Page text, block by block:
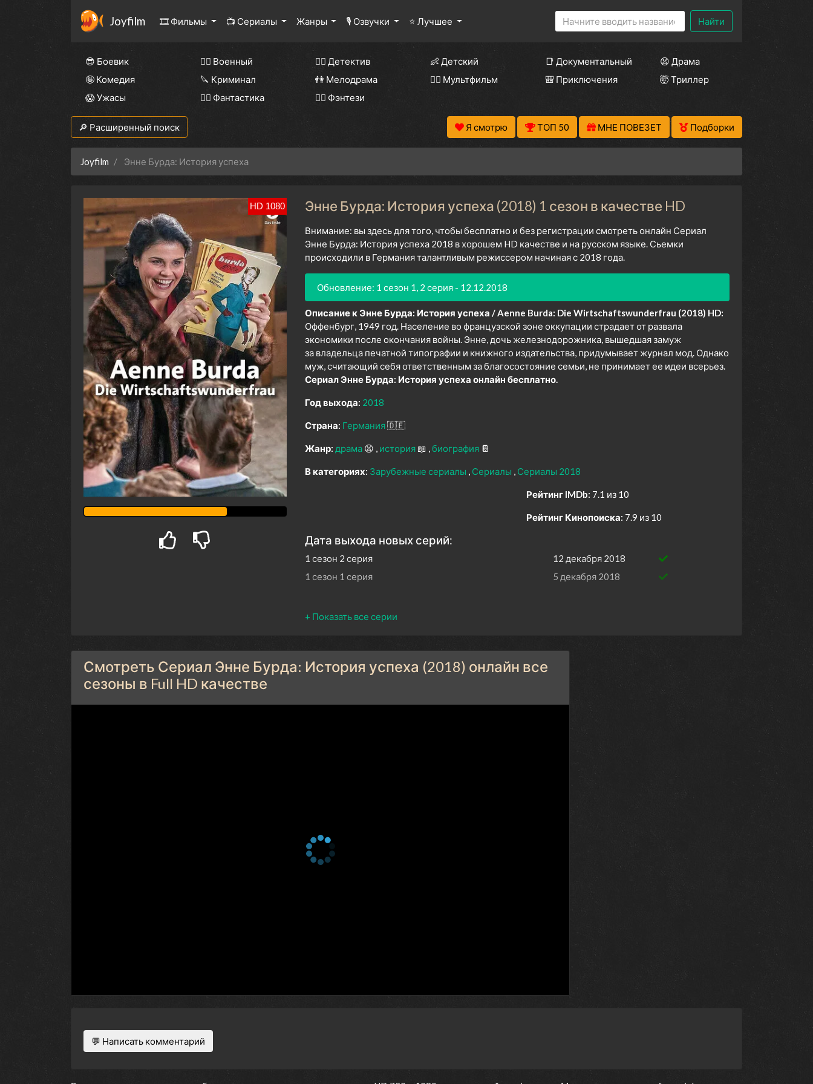
Joyfilm 🎞 Фильмы 📺 Сериалы Жанры 🎙 Озвучки ⭐ Лучшее Найти
😎 Боевик 👨‍✈️ Военный 🕵️‍♂️ Детектив 👶 Детский 📑 Документальный
😫 Драма
🤪 Комедия
🔪 Криминал 👫 Мелодрама 🧚‍♀️ Мультфильм 🎒 Приключения
🤯 Триллер
😱 Ужасы
🧙‍♀️ Фантастика 🧝‍♂️ Фэнтези
🔎 Расширенный поиск Я смотрю ТОП 50 МНЕ ПОВЕЗЕТ Подборки
Joyfilm Энне Бурда: История успеха
HD 1080 Энне Бурда: История успеха (2018) 1 сезон в качестве HD
Внимание: вы здесь для того, чтобы бесплатно и без регистрации смотреть онлайн Сериал
Энне Бурда: История успеха 2018 в хорошем HD качестве и на русском языке. Сьемки
происходили в Германия талантливым режиссером начиная с 2018 года.
Обновление: 1 сезон 1, 2 серия - 12.12.2018
Описание к Энне Бурда: История успеха / Aenne Burda: Die Wirtschaftswunderfrau (2018) HD:
Оффенбург, 1949 год. Население во французской зоне оккупации страдает от развала
экономики после окончания войны. Энне, дочь железнодорожника, вышедшая замуж
за владельца печатной типографии и книжного издательства, придумывает журнал мод. Однако
муж, считающий себя ответственным за благосостояние семьи, не принимает ее идеи всерьез.
Сериал Энне Бурда: История успеха онлайн бесплатно.
Год выхода: 2018
Страна: Германия🇩🇪
Жанр: драма 😫 история 📖 биография 📔
В категориях: Зарубежные сериалы Сериалы Сериалы 2018
Рейтинг IMDb: 7.1 из 10
Рейтинг Кинопоиска: 7.9 из 10
Дата выхода новых серий:
1 сезон 2 серия
12 декабря 2018
1 сезон 1 серия
5 декабря 2018
Смотреть Сериал Энне Бурда: История успеха (2018) онлайн все
сезоны в Full HD качестве
💬 Написать комментарий